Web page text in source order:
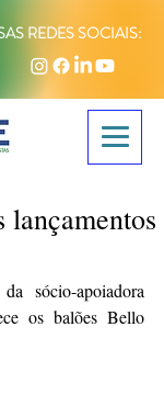
REDES SOCIAIS:
lançamentos
sócio-apoiadora
os balões Bello